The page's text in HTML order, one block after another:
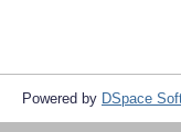
Powered by DSpace